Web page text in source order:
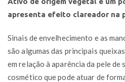
apresenta efeito clareador na
Sinais de envelhecimento e as
são algumas das principais
em relação à aparência da pele
cosmético que pode atuar de